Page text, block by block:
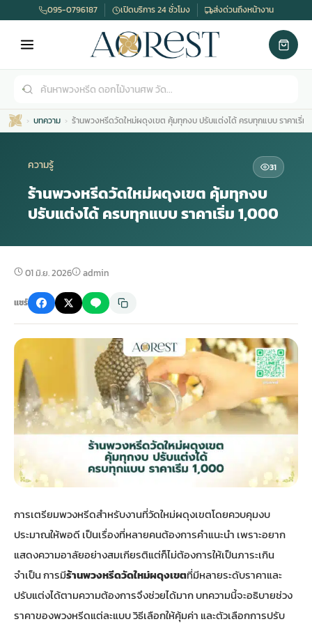
ดอกไม้หน้าศพ
จัดดอกไม้หน้าศพ
ดอกไม้หน้างานศพ
ดอกไม้หน้าโลง
จัดดอกไม้หน้ารูป
ดอกไม้ศพ
ดอกไม้งานศพ ส่งด่วน
พวงหรีด กรุงเทพ
สั่งพวงหรีด
ดอกไม้พวงหรีด
พวงหรีดปทุม
พวงหรีดพระราม 2
พวงหรีด ปากคลองตลาด
พวงหรีดราคาถูก
พวงหรีดดอกไม้สด
มรุสีขาว
ไม้หน้าเมรุ
กไม้หน้าเมรุ
น้าเมรุ ราคา
มรุ กรุงเทพ
รุ ราคาถูก
ม้หน้าเมรุ
ไม้งานแต่ง
ไม้งานแต่ง ราคาถูก
ไม้งานแต่ง กรุงเทพ
อกไม้งานแต่ง
ดอกไม้งานแต่ง
ไม้งานแต่ง แบบสวยๆ
พวงหรีดพัดลม
พวงหรีดพัดลม ราคาถูก
พวงหรีดพัดลม กรุงเทพ
พวงหรีดพัดลม ส่งด่วน
สั่งพวงหรีดพัดลม
ร้านพวงหรีดพัดลม
พวงหรีดพัดลม ปากคลองตลาด
พวงหรีดพัดลม แบบสวยๆ
รับจัดงานศพ
รับจัดงานศพ ครบวงจร
รับจัดงานศพ กรุงเทพ
แพ็คเกจจัดงานศพ
ค่าใช้จ่ายจัดงานศพ
จัดงานศพ วัด
จัดงานศพ ราคาถูก
095-0796187 เปิดบริการ 24 ชั่วโมง ส่งด่วนถึงหน้างาน
บทความ ร้านพวงหรีดวัดใหม่ผดุงเขต คุ้มทุกงบ ปรับแต่งได้ ครบทุกแบบ ราคาเริ่ม
ความรู้ 31
ร้านพวงหรีดวัดใหม่ผดุงเขต คุ้มทุกงบ
ปรับแต่งได้ ครบทุกแบบ ราคาเริ่ม 1,000
01 มิ.ย. 2026 admin
แชร์
การเตรียมพวงหรีดสำหรับงานที่วัดใหม่ผดุงเขตโดยควบคุมงบ
ประมาณให้พอดี เป็นเรื่องที่หลายคนต้องการคำแนะนำ เพราะอยาก
แสดงความอาลัยอย่างสมเกียรติแต่ก็ไม่ต้องการให้เป็นภาระเกิน
จำเป็น การมีร้านพวงหรีดวัดใหม่ผดุงเขตที่มีหลายระดับราคาและ
ปรับแต่งได้ตามความต้องการจึงช่วยได้มาก บทความนี้จะอธิบายช่วง
ราคาของพวงหรีดแต่ละแบบ วิธีเลือกให้คุ้มค่า และตัวเลือกการปรับ